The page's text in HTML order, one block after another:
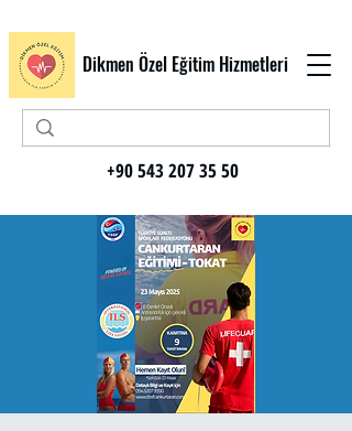
Dikmen Özel Eğitim Hizmetleri
+90 543 207 35 50